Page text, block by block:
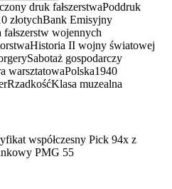
druk fałszerstwaPoddruk
złotychBank Emisyjny
fałszerstw wojennych
Historia II wojny światowej
Sabotaż gospodarczy
warsztatowaPolska1940
RzadkośćKlasa muzealna